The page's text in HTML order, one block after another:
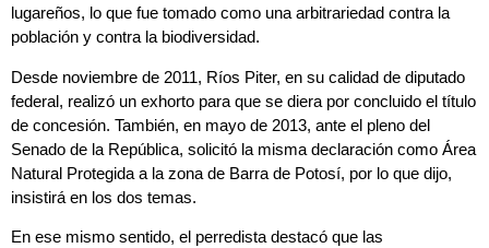
lugareños, lo que fue tomado como una arbitrariedad contra la
población y contra la biodiversidad.
Desde noviembre de 2011, Ríos Piter, en su calidad de diputado
federal, realizó un exhorto para que se diera por concluido el título
de concesión. También, en mayo de 2013, ante el pleno del
Senado de la República, solicitó la misma declaración como Área
Natural Protegida a la zona de Barra de Potosí, por lo que dijo,
insistirá en los dos temas.
En ese mismo sentido, el perredista destacó que las